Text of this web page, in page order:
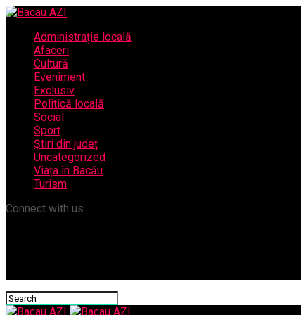
Administrație locală
Afaceri
Cultură
Eveniment
Exclusiv
Politică locală
Social
Sport
Știri din județ
Uncategorized
Viața în Bacău
Turism
Connect with us